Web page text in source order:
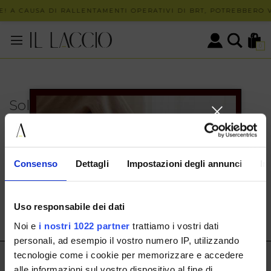
Consenso Dettagli Impostazioni degli annunci
Uso responsabile dei dati
Noi e i nostri 1022 partner trattiamo i vostri dati
personali, ad esempio il vostro numero IP, utilizzando
tecnologie come i cookie per memorizzare e accedere
A CAUSA DI RALLENTAMENTI OPERATIVI DI BRT, POTREBBERO
0
Solo in negozio
PUOI TROVARE QUESTO ARTICOLO SOLO PRESSO I
NOSTRI PUNTI VENDITA:
customerservice@illaccio.it
IL LACCIO